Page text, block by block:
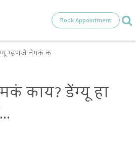
Book Appointment
म्हणजे नेमकं क
काय? डेंग्यू हा